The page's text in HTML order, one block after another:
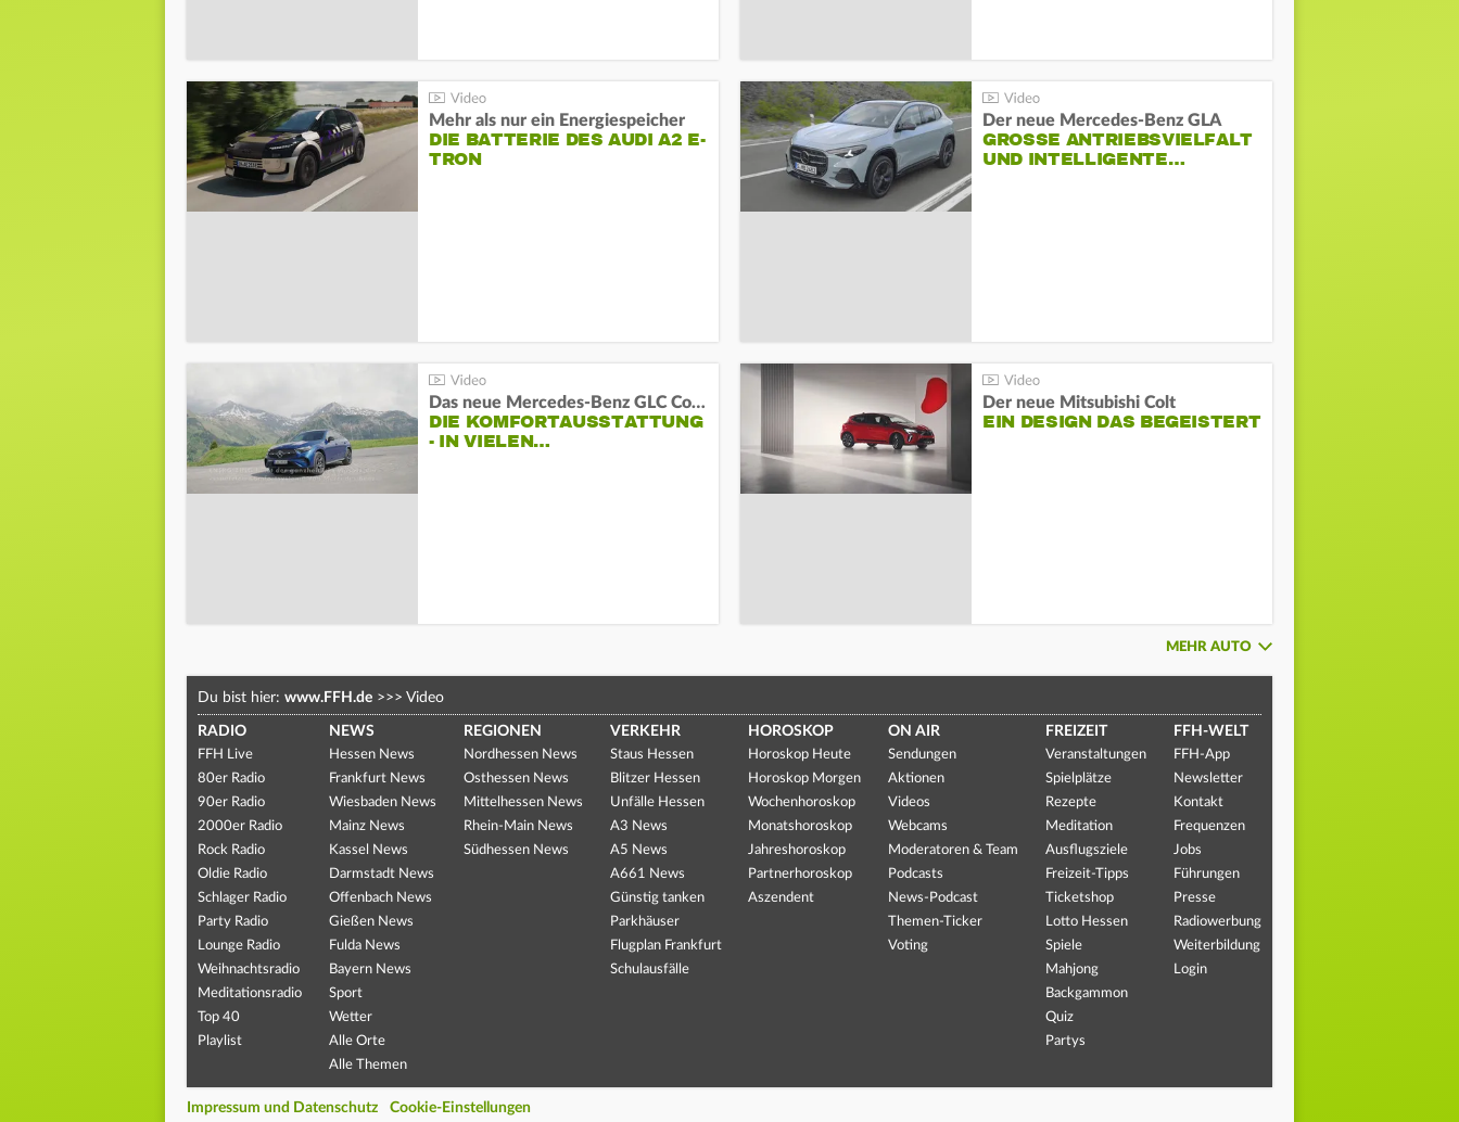
Mehr als nur ein Energiespeicher
DIE BATTERIE DES AUDI A2 E-
TRON
Der neue Mercedes-Benz GLA
GROSSE ANTRIEBSVIELFALT U
ND INTELLIGENTE…
Das neue Mercedes-Benz GLC Coupé
DIE KOMFORTAUSSTATTUNG
- IN VIELEN…
Der neue Mitsubishi Colt
EIN DESIGN DAS BEGEISTERT
MEHR AUTO
Du bist hier: www.FFH.de >>> Video
RADIO
FFH Live
80er Radio
90er Radio
2000er Radio
Rock Radio
Oldie Radio
Schlager Radio
Party Radio
Lounge Radio
Weihnachtsradio
Meditationsradio
Top 40
Playlist
NEWS
Hessen News
Frankfurt News
Wiesbaden News
Mainz News
Kassel News
Darmstadt News
Offenbach News
Gießen News
Fulda News
Bayern News
Sport
Wetter
Alle Orte
Alle Themen
REGIONEN
Nordhessen News
Osthessen News
Mittelhessen News
Rhein-Main News
Südhessen News
VERKEHR
Staus Hessen
Blitzer Hessen
Unfälle Hessen
A3 News
A5 News
A661 News
Günstig tanken
Parkhäuser
Flugplan Frankfurt
Schulausfälle
HOROSKOP
Horoskop Heute
Horoskop Morgen
Wochenhoroskop
Monatshoroskop
Jahreshoroskop
Partnerhoroskop
Aszendent
ON AIR
Sendungen
Aktionen
Videos
Webcams
Moderatoren & Team
Podcasts
News-Podcast
Themen-Ticker
Voting
FREIZEIT
Veranstaltungen
Spielplätze
Rezepte
Meditation
Ausflugsziele
Freizeit-Tipps
Ticketshop
Lotto Hessen
Spiele
Mahjong
Backgammon
Quiz
Partys
FFH-WELT
FFH-App
Newsletter
Kontakt
Frequenzen
Jobs
Führungen
Presse
Radiowerbung
Weiterbildung
Login
Impressum und Datenschutz Cookie-Einstellungen